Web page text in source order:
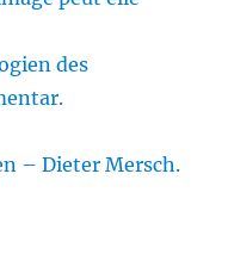
des
– Dieter Mersch.